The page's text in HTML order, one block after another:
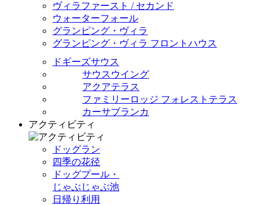
ヴィラファースト / セカンド
ウォーターフォール
グランピング・ヴィラ
グランピング・ヴィラ フロントハウス
ドギーズサウス
サウスウイング
アクアテラス
ファミリーロッジ フォレストテラス
カーサブランカ
アクティビティ
ドッグラン
四季の花径
ドッグプール・
じゃぶじゃぶ池
日帰り利用